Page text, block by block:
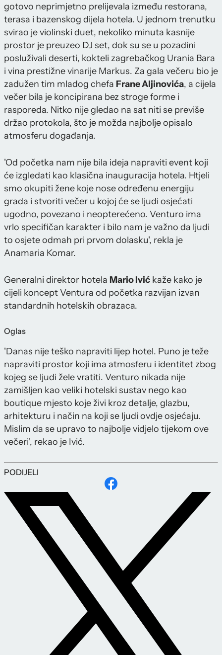
gotovo neprimjetno prelijevala između restorana,
terasa i bazenskog dijela hotela. U jednom trenutku
svirao je violinski duet, nekoliko minuta kasnije
prostor je preuzeo DJ set, dok su se u pozadini
posluživali deserti, kokteli zagrebačkog Urania Bara
i vina prestižne vinarije Markus. Za gala večeru bio je
zadužen tim mladog chefa Frane Aljinovića, a cijela
večer bila je koncipirana bez stroge forme i
rasporeda. Nitko nije gledao na sat niti se previše
držao protokola, što je možda najbolje opisalo
atmosferu događanja.
'Od početka nam nije bila ideja napraviti event koji
će izgledati kao klasična inauguracija hotela. Htjeli
smo okupiti žene koje nose određenu energiju
grada i stvoriti večer u kojoj će se ljudi osjećati
ugodno, povezano i neopterećeno. Venturo ima
vrlo specifičan karakter i bilo nam je važno da ljudi
to osjete odmah pri prvom dolasku', rekla je
Anamaria Komar.
Generalni direktor hotela Mario Ivić kaže kako je
cijeli koncept Ventura od početka razvijan izvan
standardnih hotelskih obrazaca.
Oglas
'Danas nije teško napraviti lijep hotel. Puno je teže
napraviti prostor koji ima atmosferu i identitet zbog
kojeg se ljudi žele vratiti. Venturo nikada nije
zamišljen kao veliki hotelski sustav nego kao
boutique mjesto koje živi kroz detalje, glazbu,
arhitekturu i način na koji se ljudi ovdje osjećaju.
Mislim da se upravo to najbolje vidjelo tijekom ove
večeri', rekao je Ivić.
PODIJELI